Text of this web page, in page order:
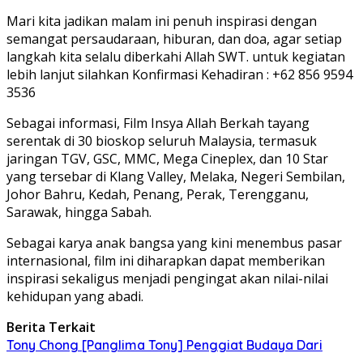
Mari kita jadikan malam ini penuh inspirasi dengan
semangat persaudaraan, hiburan, dan doa, agar setiap
langkah kita selalu diberkahi Allah SWT. untuk kegiatan
lebih lanjut silahkan Konfirmasi Kehadiran : ‪+62 856 9594
3536‬
Sebagai informasi, Film Insya Allah Berkah tayang
serentak di 30 bioskop seluruh Malaysia, termasuk
jaringan TGV, GSC, MMC, Mega Cineplex, dan 10 Star
yang tersebar di Klang Valley, Melaka, Negeri Sembilan,
Johor Bahru, Kedah, Penang, Perak, Terengganu,
Sarawak, hingga Sabah.
Sebagai karya anak bangsa yang kini menembus pasar
internasional, film ini diharapkan dapat memberikan
inspirasi sekaligus menjadi pengingat akan nilai-nilai
kehidupan yang abadi.
Berita Terkait
Tony Chong [Panglima Tony] Penggiat Budaya Dari